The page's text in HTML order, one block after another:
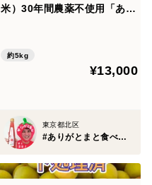
米）30年間農薬不使用「あり
もみから育て、除草剤、殺虫
剤、化学肥料無使用（残りわ
約5kg
¥13,000
東京都北区
#ありがとまと食べチョク店